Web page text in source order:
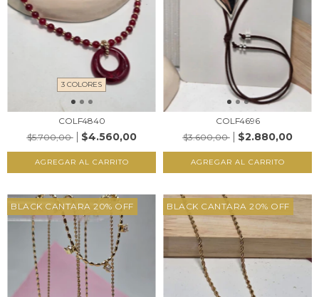
3 COLORES
COLF4840
$5.700,00
$4.560,00
AGREGAR AL CARRITO
COLF4696
$3.600,00
$2.880,00
AGREGAR AL CARRITO
BLACK CANTARA 20% OFF BLACK CANTARA 20% OFF